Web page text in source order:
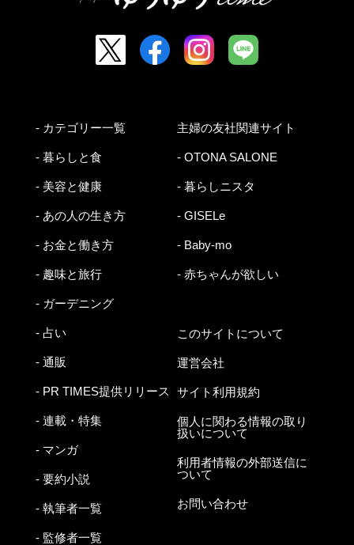
- カテゴリー一覧
- 暮らしと食
- 美容と健康
- あの人の生き方
- お金と働き方
- 趣味と旅行
- ガーデニング
- 占い
- 通販
- PR TIMES提供リリース
- 連載・特集
- マンガ
- 要約小説
- 執筆者一覧
- 監修者一覧
主婦の友社関連サイト
- OTONA SALONE
- 暮らしニスタ
- GISELe
- Baby-mo
- 赤ちゃんが欲しい
このサイトについて
運営会社
サイト利用規約
個人に関わる情報の取り
扱いについて
利用者情報の外部送信に
ついて
お問い合わせ